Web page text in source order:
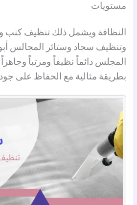
مستويات
النظافة ويشمل ذلك تنظيف كنب
وتنظيف سجاد وستائر المجالس
المجلس دائماً نظيفاً ومرتباً
بطريقة مثالية مع الحفاظ على